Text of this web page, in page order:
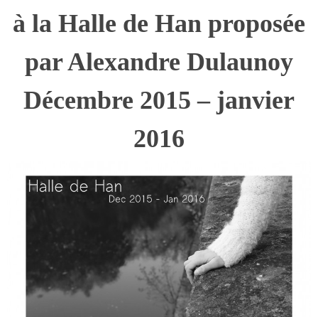
à la Halle de Han proposée
par Alexandre Dulaunoy
Décembre 2015 – janvier
2016